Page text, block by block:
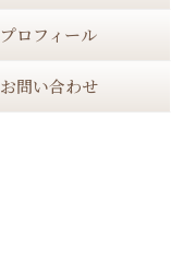
プロフィール
お問い合わせ